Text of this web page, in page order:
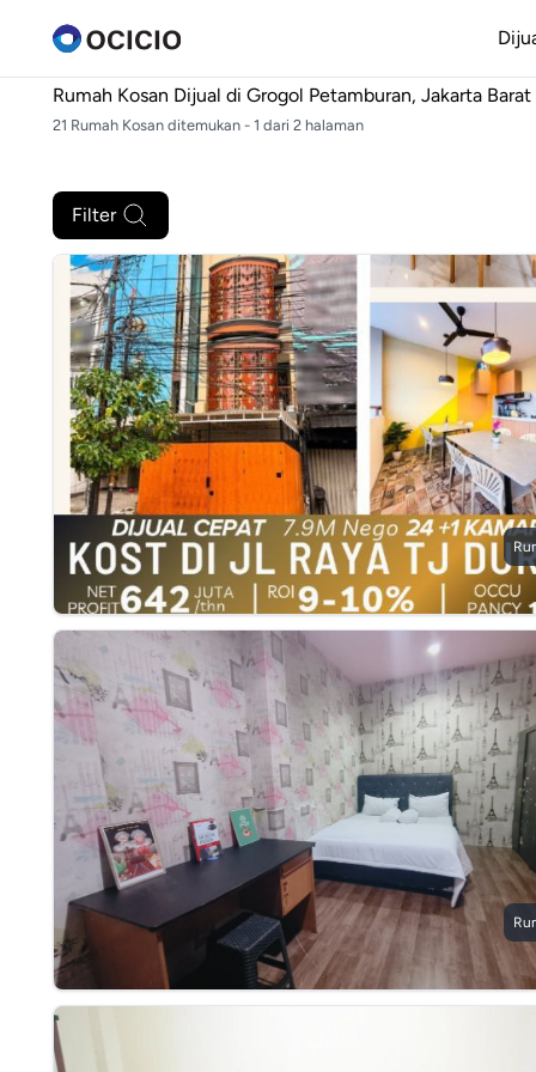
Rumah Kosan Dijual di Grogol Petamburan, Jakarta Barat
21 Rumah Kosan ditemukan - 1 dari 2 halaman
Filter